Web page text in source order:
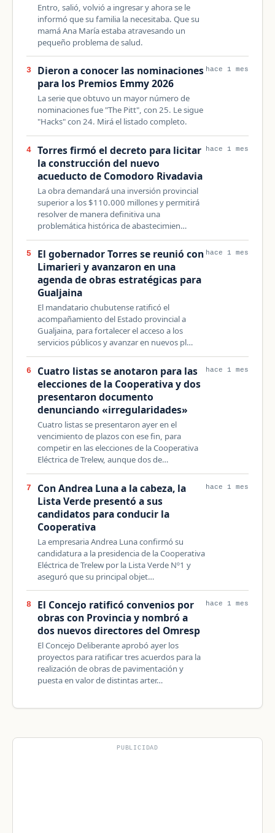
Entro, salió, volvió a ingresar y ahora se le
informó que su familia la necesitaba. Que su
mamá Ana María estaba atravesando un
pequeño problema de salud.
3
Dieron a conocer las nominaciones
para los Premios Emmy 2026
La serie que obtuvo un mayor número de
nominaciones fue "The Pitt", con 25. Le sigue
"Hacks" con 24. Mirá el listado completo.
hace 1 mes
4
Torres firmó el decreto para licitar
la construcción del nuevo
acueducto de Comodoro Rivadavia
La obra demandará una inversión provincial
superior a los $110.000 millones y permitirá
resolver de manera definitiva una
problemática histórica de abastecimien…
hace 1 mes
5
El gobernador Torres se reunió con
Limarieri y avanzaron en una
agenda de obras estratégicas para
Gualjaina
El mandatario chubutense ratificó el
acompañamiento del Estado provincial a
Gualjaina, para fortalecer el acceso a los
servicios públicos y avanzar en nuevos pl…
hace 1 mes
6
Cuatro listas se anotaron para las
elecciones de la Cooperativa y dos
presentaron documento
denunciando «irregularidades»
Cuatro listas se presentaron ayer en el
vencimiento de plazos con ese fin, para
competir en las elecciones de la Cooperativa
Eléctrica de Trelew, aunque dos de…
hace 1 mes
7
Con Andrea Luna a la cabeza, la
Lista Verde presentó a sus
candidatos para conducir la
Cooperativa
La empresaria Andrea Luna confirmó su
candidatura a la presidencia de la Cooperativa
Eléctrica de Trelew por la Lista Verde Nº1 y
aseguró que su principal objet…
hace 1 mes
8
El Concejo ratificó convenios por
obras con Provincia y nombró a
dos nuevos directores del Omresp
El Concejo Deliberante aprobó ayer los
proyectos para ratificar tres acuerdos para la
realización de obras de pavimentación y
puesta en valor de distintas arter…
hace 1 mes
PUBLICIDAD